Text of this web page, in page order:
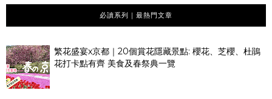
必讀系列｜最熱門文章
繁花盛宴x京都｜20個賞花隱藏景點: 櫻花、芝櫻、杜鵑
花打卡點有齊 美食及春祭典一覽